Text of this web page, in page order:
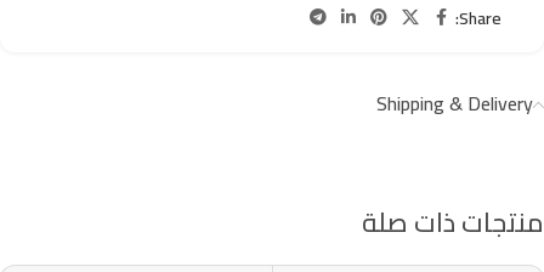
Share:
Shipping & Delivery
منتجات ذات صلة